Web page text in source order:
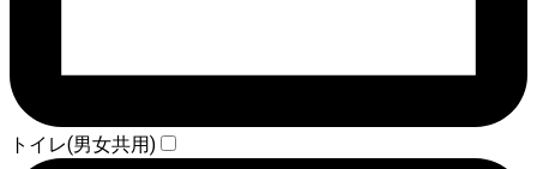
トイレ(男女共用)